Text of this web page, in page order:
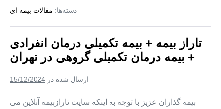
بیمه
درمان
+
بیمه
درمان
تکمیلی
در
دسته‌ها: مقالات بیمه ای
تاراز بیمه + بیمه تکمیلی درمان انفرادی
+ بیمه درمان تکمیلی گروهی در تهران
ارسال شده در 15/12/2024
بیمه گذاران عزیز با توجه به اینکه سایت تارازبیمه آنلاین می